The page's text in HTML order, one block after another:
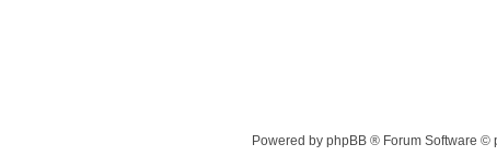
Powered by phpBB ® Forum Software ©